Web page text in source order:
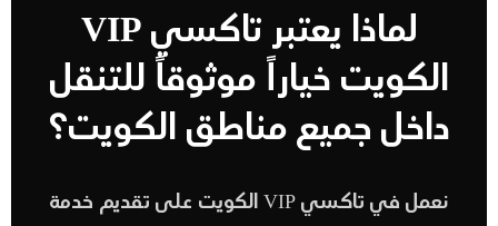
لماذا يعتبر تاكسي VIP
الكويت خياراً موثوقاً للتنقل
داخل جميع مناطق الكويت؟
نعمل في تاكسي VIP الكويت على تقديم خدمة